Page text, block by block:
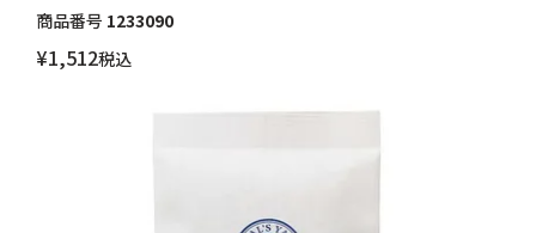
商品番号 1233090
¥1,512税込